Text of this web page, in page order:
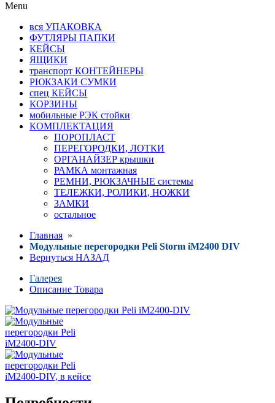
Menu
вся УПАКОВКА
ФУТЛЯРЫ ПАПКИ
КЕЙСЫ
ЯЩИКИ
транспорт КОНТЕЙНЕРЫ
РЮКЗАКИ СУМКИ
спец КЕЙСЫ
КОРЗИНЫ
мобильные РЭК стойки
КОМПЛЕКТАЦИЯ
ПОРОПЛАСТ
ПЕРЕГОРОДКИ, ЛОТКИ
ОРГАНАЙЗЕР крышки
РАМКА монтажная
РЕМНИ, РЮКЗАЧНЫЕ системы
ТЕЛЕЖКИ, РОЛИКИ, НОЖКИ
ЗАМКИ
остальное
Главная »
Модульные перегородки Peli Storm iM2400 DIV
Вернуться НАЗАД
Галерея
Описание Товара